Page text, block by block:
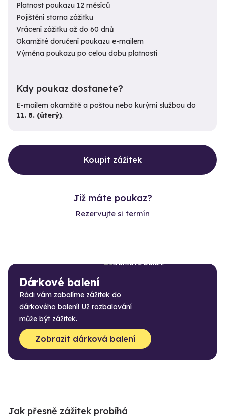
Platnost poukazu 12 měsíců
Pojištění storna zážitku
Vrácení zážitku až do 60 dnů
Okamžité doručení poukazu e-mailem
Výměna poukazu po celou dobu platnosti
Kdy poukaz dostanete?
E-mailem okamžitě a poštou nebo kurýrní službou do
11. 8. (úterý).
Koupit zážitek
Již máte poukaz?
Rezervujte si termín
Dárkové balení
Rádi vám zabalíme zážitek do
dárkového balení! Už rozbalování
může být zážitek.
Zobrazit dárková balení
Jak přesně zážitek probíhá